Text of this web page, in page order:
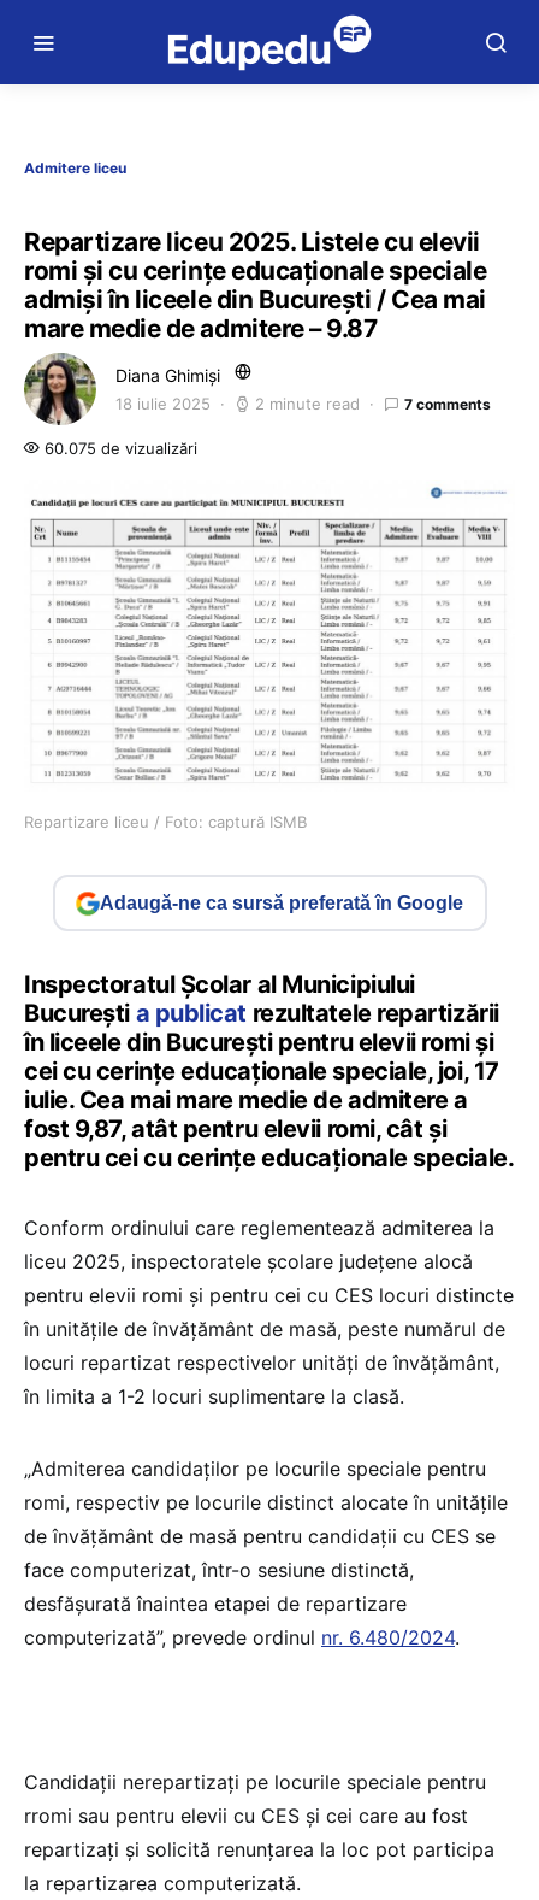
Admitere liceu
Repartizare liceu 2025. Listele cu elevii
romi și cu cerințe educaționale speciale
admiși în liceele din București / Cea mai
mare medie de admitere – 9.87
Diana Ghimiși
18 iulie 2025 2 minute read 7 comments
60.075 de vizualizări
Repartizare liceu / Foto: captură ISMB
Adaugă-ne ca sursă preferată în Google
Inspectoratul Școlar al Municipiului
București a publicat rezultatele repartizării
în liceele din București pentru elevii romi și
cei cu cerințe educaționale speciale, joi, 17
iulie. Cea mai mare medie de admitere a
fost 9,87, atât pentru elevii romi, cât și
pentru cei cu cerințe educaționale speciale.
Conform ordinului care reglementează admiterea la
liceu 2025, inspectoratele școlare județene alocă
pentru elevii romi și pentru cei cu CES locuri distincte
în unitățile de învățământ de masă, peste numărul de
locuri repartizat respectivelor unități de învățământ,
în limita a 1-2 locuri suplimentare la clasă.
„Admiterea candidaților pe locurile speciale pentru
romi, respectiv pe locurile distinct alocate în unitățile
de învățământ de masă pentru candidații cu CES se
face computerizat, într-o sesiune distinctă,
desfășurată înaintea etapei de repartizare
computerizată”, prevede ordinul nr. 6.480/2024.
Candidații nerepartizați pe locurile speciale pentru
rromi sau pentru elevii cu CES și cei care au fost
repartizați și solicită renunțarea la loc pot participa
la repartizarea computerizată.